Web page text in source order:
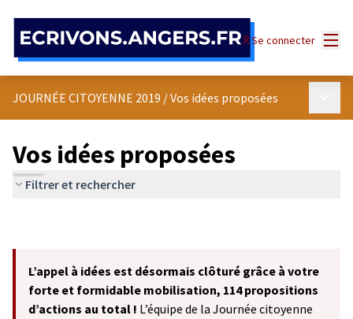
Se connecter
JOURNÉE CITOYENNE 2019 /Vos idées proposées
Vos idées proposées
Filtrer et rechercher
L’appel à idées est désormais clôturé grâce à votre
forte et formidable mobilisation, 114 propositions
d’actions au total ! L’équipe de la Journée citoyenne